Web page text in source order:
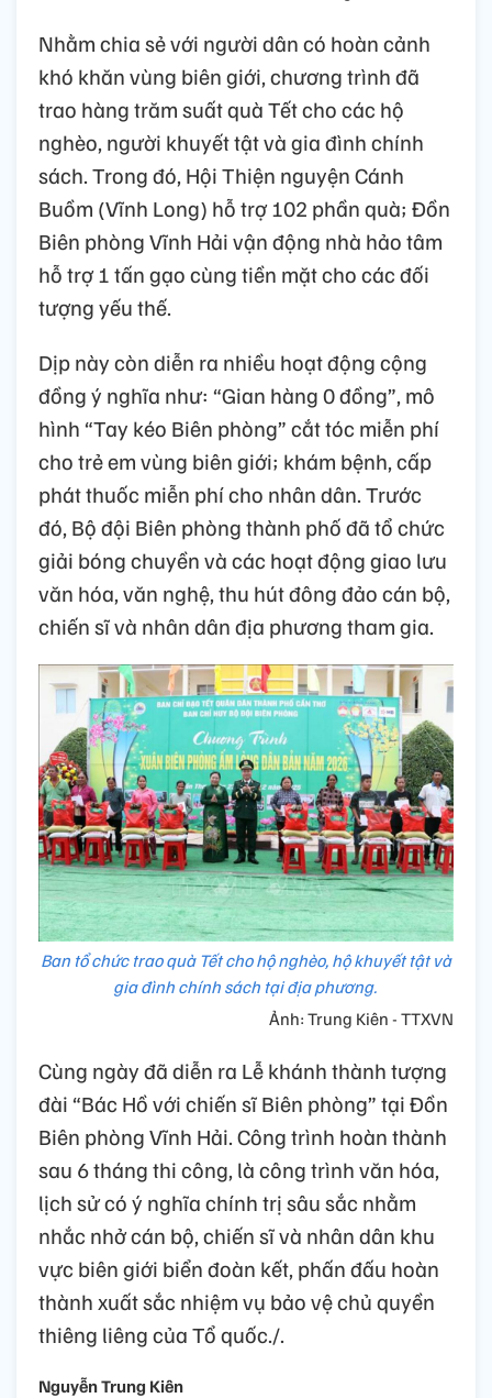
Nhằm chia sẻ với người dân có hoàn cảnh
khó khăn vùng biên giới, chương trình đã
trao hàng trăm suất quà Tết cho các hộ
nghèo, người khuyết tật và gia đình chính
sách. Trong đó, Hội Thiện nguyện Cánh
Buồm (Vĩnh Long) hỗ trợ 102 phần quà; Đồn
Biên phòng Vĩnh Hải vận động nhà hảo tâm
hỗ trợ 1 tấn gạo cùng tiền mặt cho các đối
tượng yếu thế.
Dịp này còn diễn ra nhiều hoạt động cộng
đồng ý nghĩa như: “Gian hàng 0 đồng”, mô
hình “Tay kéo Biên phòng” cắt tóc miễn phí
cho trẻ em vùng biên giới; khám bệnh, cấp
phát thuốc miễn phí cho nhân dân. Trước
đó, Bộ đội Biên phòng thành phố đã tổ chức
giải bóng chuyền và các hoạt động giao lưu
văn hóa, văn nghệ, thu hút đông đảo cán bộ,
chiến sĩ và nhân dân địa phương tham gia.
Ban tổ chức trao quà Tết cho hộ nghèo, hộ khuyết tật và
gia đình chính sách tại địa phương.
Ảnh: Trung Kiên - TTXVN
Cùng ngày đã diễn ra Lễ khánh thành tượng
đài “Bác Hồ với chiến sĩ Biên phòng” tại Đồn
Biên phòng Vĩnh Hải. Công trình hoàn thành
sau 6 tháng thi công, là công trình văn hóa,
lịch sử có ý nghĩa chính trị sâu sắc nhằm
nhắc nhở cán bộ, chiến sĩ và nhân dân khu
vực biên giới biển đoàn kết, phấn đấu hoàn
thành xuất sắc nhiệm vụ bảo vệ chủ quyền
thiêng liêng của Tổ quốc./.
Nguyễn Trung Kiên